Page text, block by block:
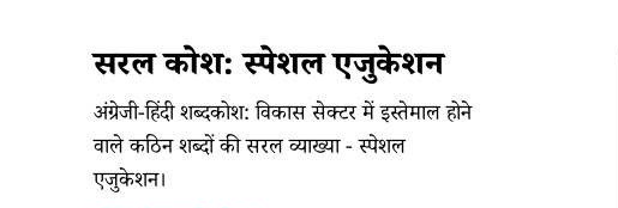
सरल कोश: स्पेशल एजुकेशन
अंग्रेजी-हिंदी शब्दकोश: विकास सेक्टर में इस्तेमाल होने
वाले कठिन शब्दों की सरल व्याख्या - स्पेशल
एजुकेशन।